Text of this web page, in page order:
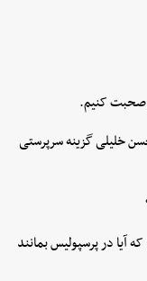
صحبت کنیم.
خلیلی گزینه سرپرستی
آیا در پرسپولیس بمانند